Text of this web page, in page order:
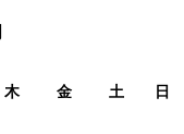
木 金 土 日